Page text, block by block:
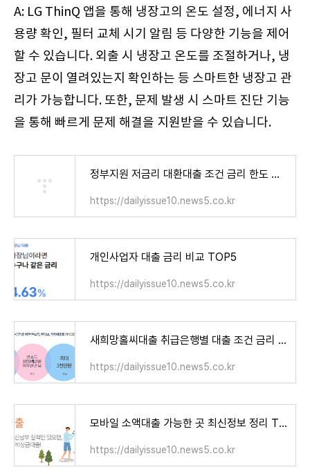
A: LG ThinQ 앱을 통해 냉장고의 온도 설정, 에너지 사
용량 확인, 필터 교체 시기 알림 등 다양한 기능을 제어
할 수 있습니다. 외출 시 냉장고 온도를 조절하거나, 냉
장고 문이 열려있는지 확인하는 등 스마트한 냉장고 관
리가 가능합니다. 또한, 문제 발생 시 스마트 진단 기능
을 통해 빠르게 문제 해결을 지원받을 수 있습니다.
정부지원 저금리 대환대출 조건 금리 한도 신청방법
https://dailyissue10.news5.co.kr
개인사업자 대출 금리 비교 TOP5
https://dailyissue10.news5.co.kr
새희망홀씨대출 취급은행별 대출 조건 금리 한도 신청방법 정보 TOP10
https://dailyissue10.news5.co.kr
모바일 소액대출 가능한 곳 최신정보 정리 TOP 8
https://dailyissue10.news5.co.kr